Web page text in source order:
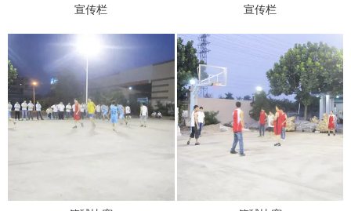
宣传栏 宣传栏